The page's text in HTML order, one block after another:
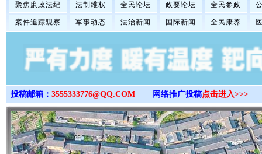
聚焦廉政法纪 法制维权 全民论坛 政要论坛 全民参政
案件追踪观察 军事动态 法治新闻 国际新闻 全民康养
投稿邮箱： 3555333776@QQ.COM 网络推广投稿点击进入>>>